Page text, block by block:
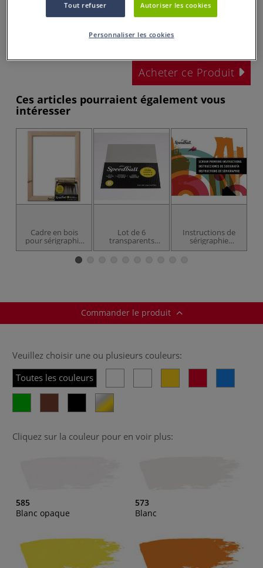
Acheter ce Produit
Ces articles pourraient également vous
intéresser
Cadre en bois
pour sérigraphie
Speedball
Lot de 6
transparents
pour sérigraphie
Instructions de
sérigraphie
Speedball
Commander le produit
Veuillez choisir une ou plusieurs couleurs:
Toutes les couleurs
Cliquez sur la couleur pour en voir plus:
585
Blanc opaque
573
Blanc
Tout refuser Autoriser les cookies
Personnaliser les cookies